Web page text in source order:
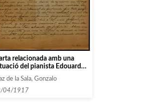
relacionada amb una
del pianista Edouard
i l’agència Daniel, que és
la gestiona]
de la Sala, Gonzalo
04/1917